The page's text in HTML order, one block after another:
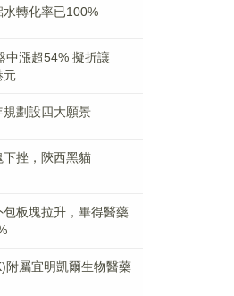
轉化率已100%
中漲超54% 擬折讓
元
劃設四大願景
下挫，陝西黑貓
包板塊拉升，畢得醫藥
附屬宜明凱爾生物醫藥